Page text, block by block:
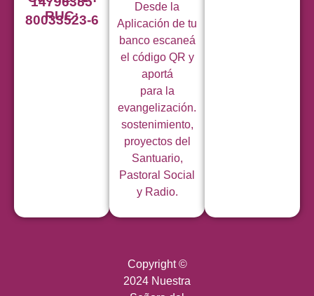
RUC:
80033523-6
Desde la
Aplicación de tu
banco escaneá
el código QR y
aportá
para la
evangelización.
sostenimiento,
proyectos del
Santuario,
Pastoral Social
y Radio.
Copyright ©
2024 Nuestra